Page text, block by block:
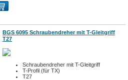
BGS 6095 Schraubendreher mit T-Gleitgriff
T27
Schraubendreher mit T-Gleitgriff
T-Profil (für TX)
T27